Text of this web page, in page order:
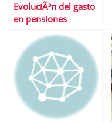
EvoluciÃ³n del gasto
en pensiones